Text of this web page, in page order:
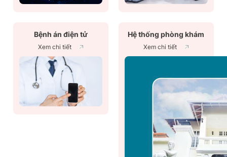
Bệnh án điện tử
Xem chi tiết
Hệ thống phòng khám
Xem chi tiết